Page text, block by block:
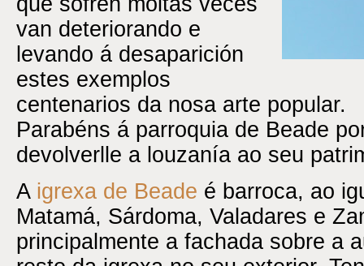
van deteriorando e
levando á desaparición
estes exemplos
centenarios da nosa arte popular.
Parabéns á parroquia de Beade
devolverlle a louzanía ao seu
A igrexa de Beade é barroca, ao
Matamá, Sárdoma, Valadares e
principalmente a fachada sobre a